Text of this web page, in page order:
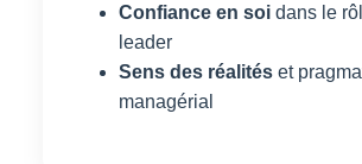
Confiance en soi dans le
leader
Sens des réalités et
managérial